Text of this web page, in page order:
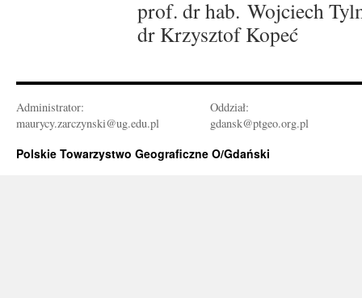
prof. dr hab. Wojciech
dr Krzysztof Kopeć
Administrator:
maurycy.zarczynski@ug.edu.pl
Oddział:
gdansk@ptgeo.org.pl
Polskie Towarzystwo Geograficzne O/Gdański